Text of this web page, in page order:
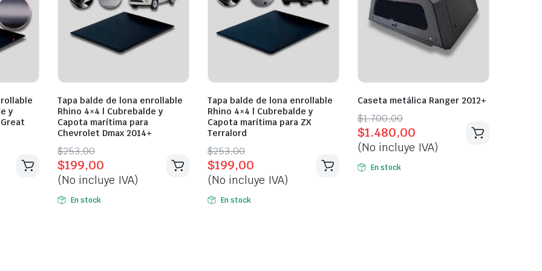
y
Tapa balde de lona enrollable
Rhino 4×4 | Cubrebalde y
Capota marítima para
Chevrolet Dmax 2014+
$253,00
Original
price
was:
$253,00.
$199,00
Current
price
is:
$199,00.
(No incluye IVA)
En stock
Tapa balde de lona enrollable
Rhino 4×4 | Cubrebalde y
Capota marítima para ZX
Terralord
$253,00
Original
price
was:
$253,00.
$199,00
Current
price
is:
$199,00.
(No incluye IVA)
En stock
Caseta metálica Ranger 2012+
$1.700,00
Original
price
was:
$1.700,00.
$1.480,00
Current
price
is:
$1.480,00.
(No incluye IVA)
En stock